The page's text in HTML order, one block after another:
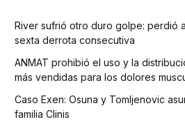
River sufrió otro duro golpe: perdió
sexta derrota consecutiva
ANMAT prohibió el uso y la
más vendidas para los dolores
Caso Exen: Osuna y Tomljenovic
familia Clinis